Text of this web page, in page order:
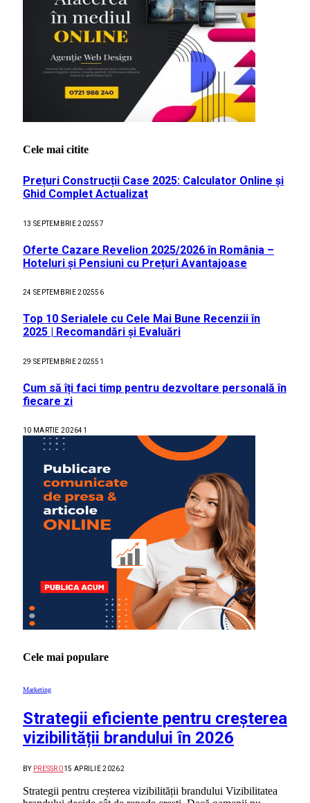
Cele mai citite
Prețuri Construcții Case 2025: Calculator Online și
Ghid Complet Actualizat
13 SEPTEMBRIE 202557
Oferte Cazare Revelion 2025/2026 în România –
Hoteluri și Pensiuni cu Prețuri Avantajoase
24 SEPTEMBRIE 202556
Top 10 Serialele cu Cele Mai Bune Recenzii în
2025 | Recomandări și Evaluări
29 SEPTEMBRIE 202551
Cum să îți faci timp pentru dezvoltare personală în
fiecare zi
10 MARTIE 202641
Cele mai populare
Marketing
Strategii eficiente pentru creșterea
vizibilității brandului în 2026
BY PRESSRO15 APRILIE 20262
Strategii pentru creșterea vizibilității brandului Vizibilitatea